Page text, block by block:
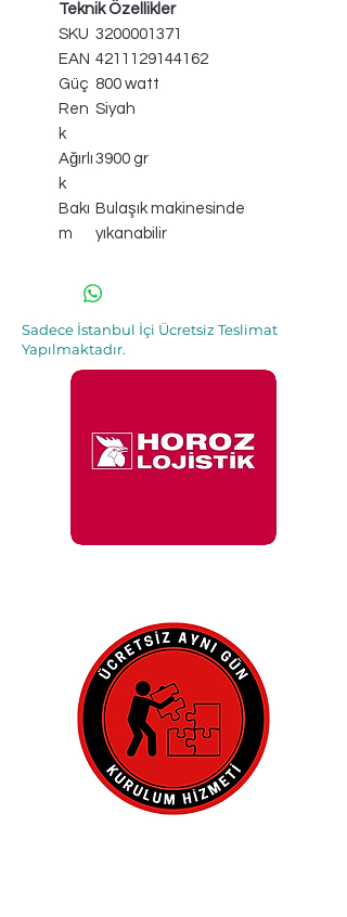
Teknik Özellikler
SKU 3200001371
EAN 4211129144162
Güç 800 watt
Ren
k
Siyah
Ağırlı
k
3900 gr
Bakı
m
Bulaşık makinesinde
yıkanabilir
Sadece İstanbul İçi Ücretsiz Teslimat
Yapılmaktadır.